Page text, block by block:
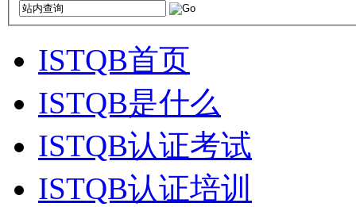
ISTQB首页
ISTQB是什么
ISTQB认证考试
ISTQB认证培训